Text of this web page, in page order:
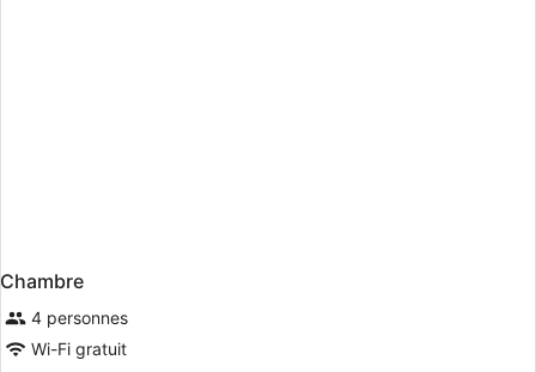
Chambre
4 personnes
Wi-Fi gratuit